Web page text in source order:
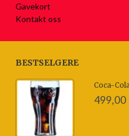
Gavekort
Kontakt oss
BESTSELGERE
Coca-
499,00